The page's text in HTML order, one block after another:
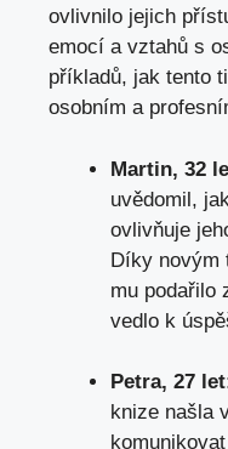
ovlivnilo jejich
emocí a vztahů s
příkladů, jak tento
osobním a
Martin, 32
uvědomil,
ovlivňuje
Díky novým
mu podařilo
vedlo k
Petra, 27
knize našla